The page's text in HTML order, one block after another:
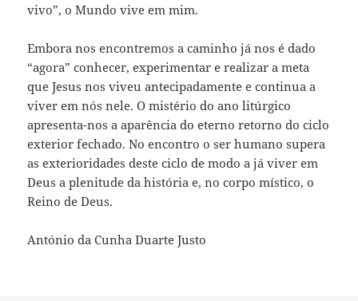
vivo”, o Mundo vive em mim.
Embora nos encontremos a caminho já nos é dado
“agora” conhecer, experimentar e realizar a meta
que Jesus nos viveu antecipadamente e continua a
viver em nós nele. O mistério do ano litúrgico
apresenta-nos a aparência do eterno retorno do ciclo
exterior fechado. No encontro o ser humano supera
as exterioridades deste ciclo de modo a já viver em
Deus a plenitude da história e, no corpo místico, o
Reino de Deus.
António da Cunha Duarte Justo